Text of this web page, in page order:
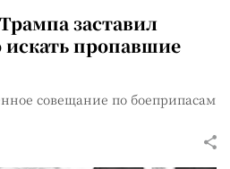
заставил
искать пропавшие
совещание по боеприпасам